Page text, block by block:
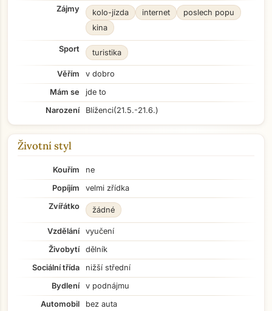
Zájmy kolo-jízda internet
poslech popu
kina
Sport turistika
Věřím
v dobro
Mám se
jde to
Narození
Blíženci(21.5.-21.6.)
Životní styl
Kouřím
ne
Popíjím
velmi zřídka
Zvířátko
žádné
Vzdělání
vyučení
Živobytí
dělník
Sociální třída
nižší střední
Bydlení
v podnájmu
Automobil
bez auta